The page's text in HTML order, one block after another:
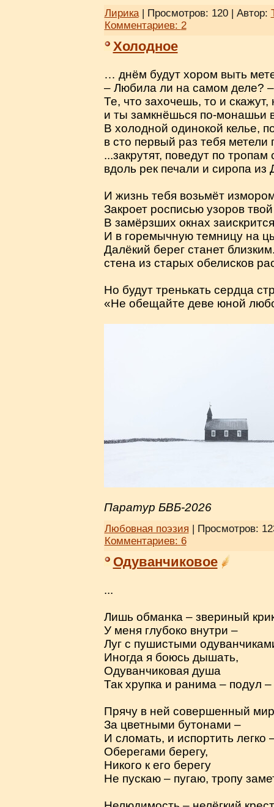
Лирика| Просмотров: 120 | Автор:
Комментариев: 2
Холодное
… днём будут хором выть
– Любила ли на самом деле?
Те, что захочешь, то и скажут,
и ты замкнёшься по-монашьи
В холодной одинокой келье,
в сто первый раз тебя метели
...закрутят, поведут по
вдоль рек печали и сиропа
И жизнь тебя возьмёт
Закроет росписью узоров
В замёрзших окнах
И в горемычную темницу на
Далёкий берег станет
стена из старых обелисков
Но будут тренькать сердца
«Не обещайте деве юной
Паратур БВБ-2026
Любовная поэзия | Просмотров:
Комментариев: 6
Одуванчиковое
...
Лишь обманка – звериный
У меня глубоко внутри –
Луг с пушистыми
Иногда я боюсь дышать,
Одуванчиковая душа
Так хрупка и ранима – подул
Прячу в ней совершенный
За цветными бутонами –
И сломать, и испортить
Оберегами берегу,
Никого к его берегу
Не пускаю – пугаю, тропу